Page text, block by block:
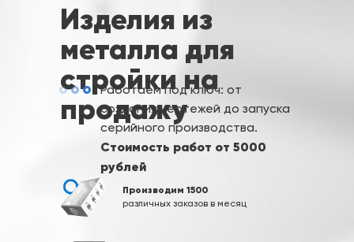
Изделия из
металла для
стройки на
продажу
Производим 1500
различных заказов в месяц
Работаем под ключ: от
создания чертежей до запуска
серийного производства.
Стоимость работ от 5000
рублей